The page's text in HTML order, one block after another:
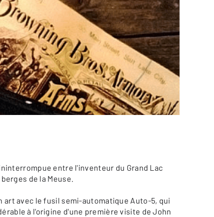
entre l'inventeur du Grand Lac
de la Meuse.
art avec le fusil semi-automatique Auto-5, qui
à l'origine d'une première visite de John